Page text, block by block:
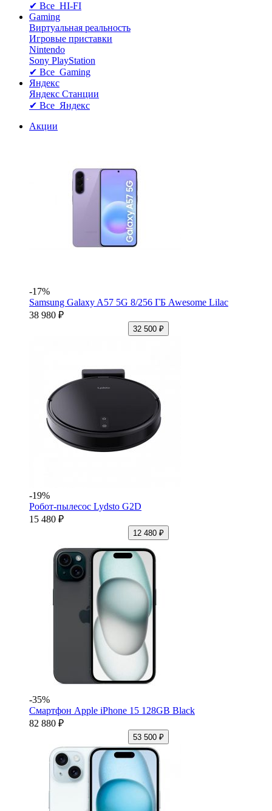
✔ Все HI-FI
Gaming
Виртуальная реальность
Игровые приставки
Nintendo
Sony PlayStation
✔ Все Gaming
Яндекс
Яндекс Станции
✔ Все Яндекс
Акции
-17%
Samsung Galaxy A57 5G 8/256 ГБ Awesome Lilac
38 980 ₽
32 500 ₽
-19%
Робот-пылесос Lydsto G2D
15 480 ₽
12 480 ₽
-35%
Смартфон Apple iPhone 15 128GB Black
82 880 ₽
53 500 ₽